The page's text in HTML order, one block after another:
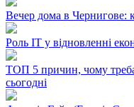
Вечер дома в Чернигове:
Роль ІТ у відновленні
ТОП 5 причин, чому
сьогодні